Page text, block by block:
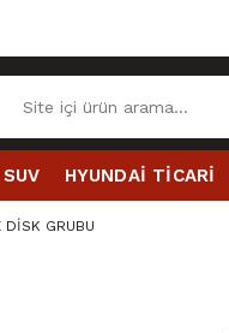
HYUNDAİ TİCARİ
DİSK GRUBU